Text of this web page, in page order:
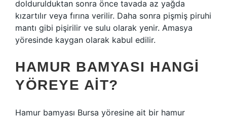
doldurulduktan sonra önce tavada az yağda
kızartılır veya fırına verilir. Daha sonra pişmiş piruhi
mantı gibi pişirilir ve sulu olarak yenir. Amasya
yöresinde kaygan olarak kabul edilir.
HAMUR BAMYASI HANGI
YÖREYE AIT?
Hamur bamyası Bursa yöresine ait bir hamur